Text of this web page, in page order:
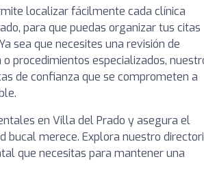
localizar fácilmente cada clínica
para que puedas organizar tus citas
sea que necesites una revisión de
procedimientos especializados,
de confianza que se comprometen a
en Villa del Prado y asegura el
bucal merece. Explora nuestro
que necesitas para mantener una